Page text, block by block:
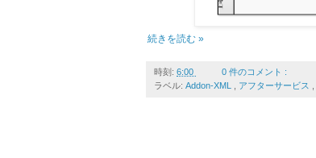
続きを読む »
時刻: 6:00
0 件のコメント :
ラベル: Addon-XML アフターサービス